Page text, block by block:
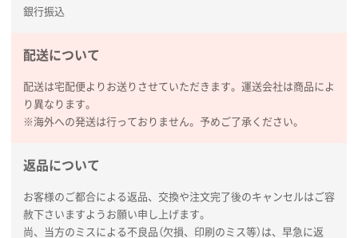
銀行振込
配送について
配送は宅配便よりお送りさせていただきます。運送会社は商品によ
り異なります。
※海外への発送は行っておりません。予めご了承ください。
返品について
お客様のご都合による返品、交換や注文完了後のキャンセルはご容
赦下さいますようお願い申し上げます。
尚、当方のミスによる不良品（欠損、印刷のミス等）は、早急に返